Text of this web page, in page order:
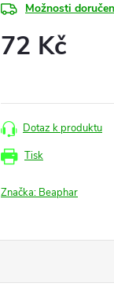
Možnosti
72 Kč
Tisk
Dotaz k produktu
Značka: Beaphar